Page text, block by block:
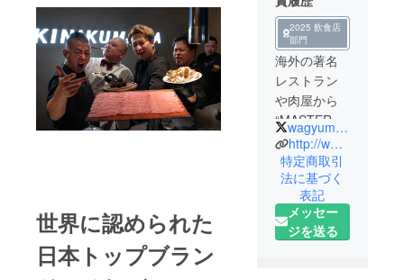
世界に認められた
日本トップブラン
2025 飲食店
部門
海外の著名
レストラン
や肉屋から
“MASTER
OF
WAGYU”の名
で呼ばれる
和牛商・浜
田寿人と、
日本屈指の
wagyumafia_tv
http://www.wagyumafia.com/
特定商取引
法に基づく
表記
メッセー
ジを送る